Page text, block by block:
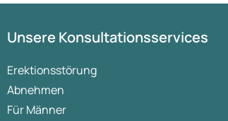
Unsere Konsultationsservices
Erektionsstörung
Abnehmen
Für Männer